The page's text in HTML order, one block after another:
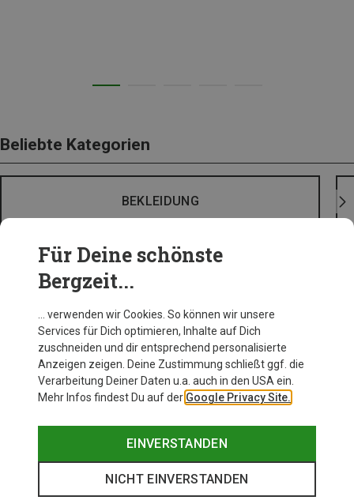
Beliebte Kategorien
BEKLEIDUNG
Für Deine schönste
Bergzeit...
… verwenden wir Cookies. So können wir unsere
Services für Dich optimieren, Inhalte auf Dich
zuschneiden und dir entsprechend personalisierte
Anzeigen zeigen. Deine Zustimmung schließt ggf. die
Verarbeitung Deiner Daten u.a. auch in den USA ein.
Mehr Infos findest Du auf der Google Privacy Site.
EINVERSTANDEN
NICHT EINVERSTANDEN